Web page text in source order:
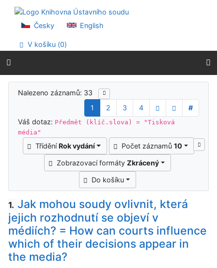
Přejít na menu
Prohlášení o webové přístupnosti
Česky English
V košíku (0)
Výsledky vyhledávání
Nalezeno záznamů: 33
1
2 3 4
#
Váš dotaz: Předmět (klíč.slova) = "Tisková
média"
Třídění Rok vydání Počet záznamů 10
Zobrazovací formáty Zkrácený
Do košíku
1. Jak mohou soudy ovlivnit, která
jejich rozhodnutí se objeví v
médiích? = How can courts influence
which of their decisions appear in
the media?